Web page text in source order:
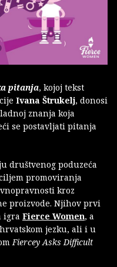
pitanja, kojoj tekst
Ivana Štrukelj, donosi
znanja koja
se postavljati pitanja
društvenog poduzeća
promoviranja
kroz
proizvode. Njihov prvi
igra Fierce Women, a
jezku, ali i u
Fiercey Asks Difficult